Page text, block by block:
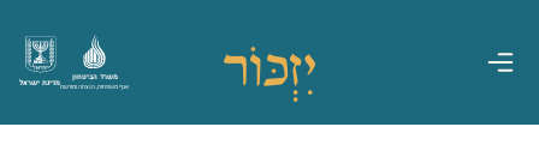
מדינת ישראל
משרד הביטחון
אגף משפחות, הנצחה ומורשת